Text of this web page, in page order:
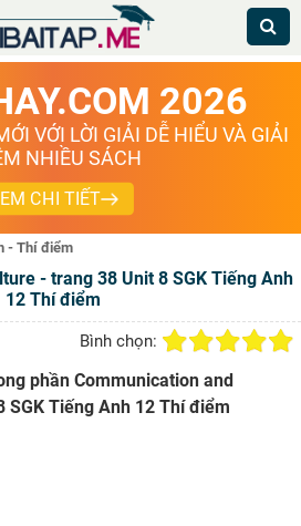
2026
VỚI LỜI GIẢI DỄ HIỂU VÀ GIẢI
NHIỀU SÁCH
CHI TIẾT
- Thí điểm
- trang 38 Unit 8 SGK Tiếng Anh
12 Thí điểm
Bình chọn:
phần Communication and
SGK Tiếng Anh 12 Thí điểm